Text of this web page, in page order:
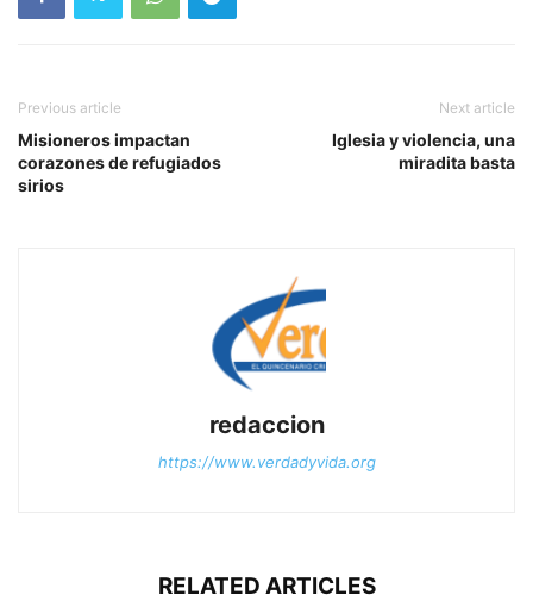
Previous article
Misioneros impactan
corazones de refugiados
sirios
Next article
Iglesia y violencia, una
miradita basta
redaccion
https://www.verdadyvida.org
RELATED ARTICLES